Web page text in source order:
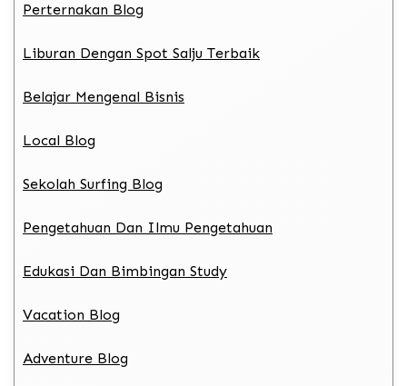
Perternakan Blog
Liburan Dengan Spot Salju Terbaik
Belajar Mengenal Bisnis
Local Blog
Sekolah Surfing Blog
Pengetahuan Dan Ilmu Pengetahuan
Edukasi Dan Bimbingan Study
Vacation Blog
Adventure Blog